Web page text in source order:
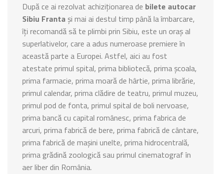
După ce ai rezolvat achiziționarea de bilete autocar
Sibiu Franta și mai ai destul timp până la îmbarcare,
îți recomandă să te plimbi prin Sibiu, este un oraș al
superlativelor, care a adus numeroase premiere în
această parte a Europei. Astfel, aici au fost
atestate primul spital, prima bibliotecă, prima școala,
prima farmacie, prima moară de hârtie, prima librărie,
primul calendar, prima clădire de teatru, primul muzeu,
primul pod de fonta, primul spital de boli nervoase,
prima bancă cu capital românesc, prima fabrica de
arcuri, prima fabrică de bere, prima fabrică de cântare,
prima fabrică de mașini unelte, prima hidrocentrală,
prima grădină zoologică sau primul cinematograf în
aer liber din România.